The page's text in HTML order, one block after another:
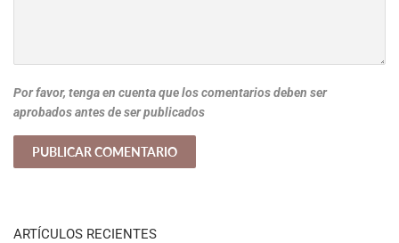
Por favor, tenga en cuenta que los comentarios deben ser
aprobados antes de ser publicados
ARTÍCULOS RECIENTES